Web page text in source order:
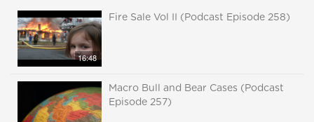
16:48
Fire Sale Vol II (Podcast Episode 258)
Macro Bull and Bear Cases (Podcast
Episode 257)